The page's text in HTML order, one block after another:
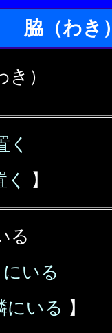
脇（わき）
き）
く
く 】
る
いる
にいる 】